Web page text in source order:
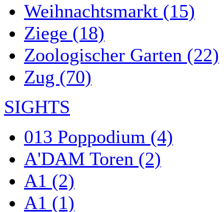
Weihnachtsmarkt (15)
Ziege (18)
Zoologischer Garten (22)
Zug (70)
SIGHTS
013 Poppodium (4)
A'DAM Toren (2)
A1 (2)
A1 (1)